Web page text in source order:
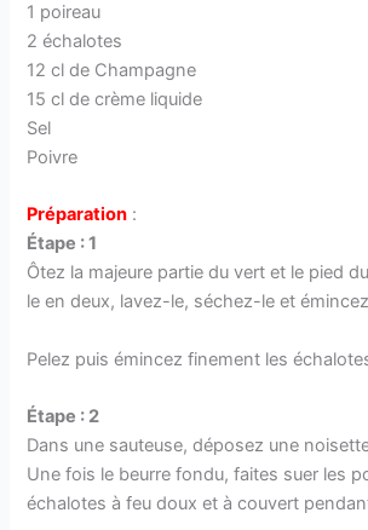
1 poireau
2 échalotes
12 cl de Champagne
15 cl de crème liquide
Sel
Poivre
Préparation :
Étape : 1
Ôtez la majeure partie du vert et le pied
le en deux, lavez-le, séchez-le et
Pelez puis émincez finement les
Étape : 2
Dans une sauteuse, déposez une
Une fois le beurre fondu, faites suer les
échalotes à feu doux et à couvert